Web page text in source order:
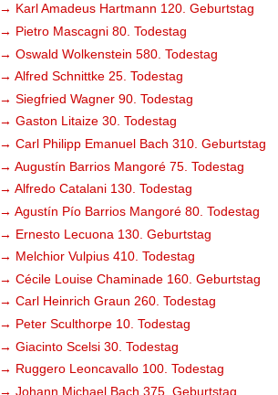
→ Karl Amadeus Hartmann 120. Geburtstag
→ Pietro Mascagni 80. Todestag
→ Oswald Wolkenstein 580. Todestag
→ Alfred Schnittke 25. Todestag
→ Siegfried Wagner 90. Todestag
→ Gaston Litaize 30. Todestag
→ Carl Philipp Emanuel Bach 310. Geburtstag
→ Augustín Barrios Mangoré 75. Todestag
→ Alfredo Catalani 130. Todestag
→ Agustín Pío Barrios Mangoré 80. Todestag
→ Ernesto Lecuona 130. Geburtstag
→ Melchior Vulpius 410. Todestag
→ Cécile Louise Chaminade 160. Geburtstag
→ Carl Heinrich Graun 260. Todestag
→ Peter Sculthorpe 10. Todestag
→ Giacinto Scelsi 30. Todestag
→ Ruggero Leoncavallo 100. Todestag
→ Johann Michael Bach 375. Geburtstag